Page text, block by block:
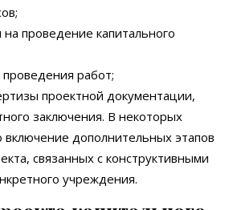
проведение капитального
работ;
проектной документации,
заключения. В некоторых
включение дополнительных этапов
связанных с конструктивными
учреждения.